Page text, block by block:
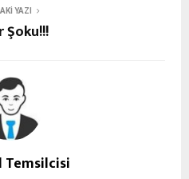
YAZI
Şoku!!!
Temsilcisi